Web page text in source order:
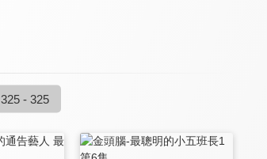
325 - 325